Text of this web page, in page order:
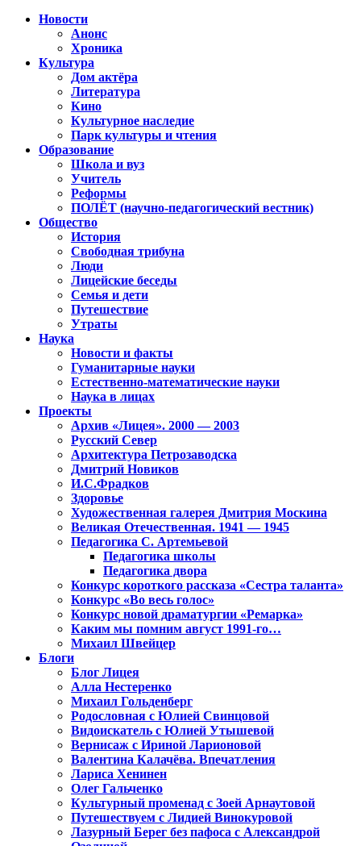
Новости
Анонс
Хроника
Культура
Дом актёра
Литература
Кино
Культурное наследие
Парк культуры и чтения
Образование
Школа и вуз
Учитель
Реформы
ПОЛЁТ (научно-педагогический вестник)
Общество
История
Свободная трибуна
Люди
Лицейские беседы
Семья и дети
Путешествие
Утраты
Наука
Новости и факты
Гуманитарные науки
Естественно-математические науки
Наука в лицах
Проекты
Архив «Лицея». 2000 — 2003
Русский Север
Архитектура Петрозаводска
Дмитрий Новиков
И.С.Фрадков
Здоровье
Художественная галерея Дмитрия Москина
Великая Отечественная. 1941 — 1945
Педагогика С. Артемьевой
Педагогика школы
Педагогика двора
Конкурс короткого рассказа «Сестра таланта»
Конкурс «Во весь голос»
Конкурс новой драматургии «Ремарка»
Каким мы помним август 1991-го…
Михаил Швейцер
Блоги
Блог Лицея
Алла Нестеренко
Михаил Гольденберг
Родословная с Юлией Свинцовой
Видоискатель с Юлией Утышевой
Вернисаж с Ириной Ларионовой
Валентина Калачёва. Впечатления
Лариса Хенинен
Олег Гальченко
Культурный променад с Зоей Арнаутовой
Путешествуем с Лидией Винокуровой
Лазурный Берег без пафоса с Александрой